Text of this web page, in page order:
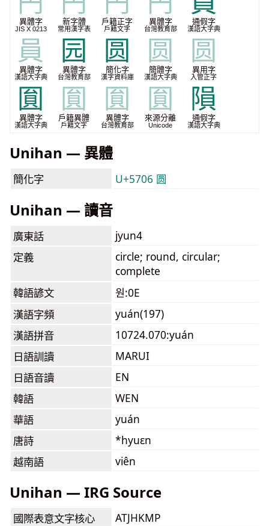
異體字
JIS X 0213
新字體
常用漢字表
戶籍正字
戶籍文字
異體字
台灣教育部
通假字
漢語大字典
員
異體字
漢語大字典
园
異體字
台灣教育部
圆
簡化字
漢字資料庫
圆
簡體字
漢語大字典
圆
異用字
入管正字
圎
異體字
漢語大字典
圎
戶籍異體
戶籍文字
圎
異體字
台灣教育部
圎
來源分離
Unicode
隕
通假字
漢語大字典
Unihan — 異體
簡化字 U+5706 圆
Unihan — 讀音
廣東話
jyun4
定義
circle; round, circular;
complete
韓語諺文
원:0E
漢語字頻
yuán(197)
漢語拼音
10724.070:yuán
日語訓讀
MARUI
日語音讀
EN
韓語
WEN
華語
yuán
唐詩
*hyuɛn
越南語
viên
Unihan — IRG Source
國際表意文字核心
ATJHKMP